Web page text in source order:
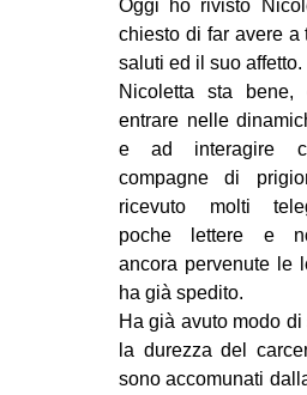
MILANO
SPAZI
SPORT
DIRITTO
GENERI
Oggi ho rivisto
chiesto di far avere a
saluti ed il suo affetto.
Nicoletta sta bene,
entrare nelle
e ad interagire
compagne di
ricevuto molti
poche lettere e
ancora pervenute le
ha già spedito.
Ha già avuto modo
la durezza del
sono accomunati d